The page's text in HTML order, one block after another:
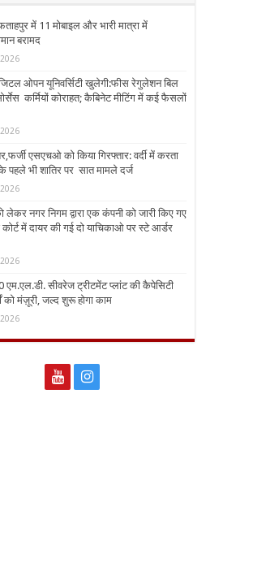
में 11 मोबाइल और भारी मात्रा में
बरामद
ओपन यूनिवर्सिटी खुलेगी:फीस रेगुलेशन बिल
कर्मियों कोराहत; कैबिनेट मीटिंग में कई फैसलों
एसएचओ को किया गिरफ्तार: वर्दी में करता
पहले भी शातिर पर सात मामले दर्ज
लेकर नगर निगम द्वारा एक कंपनी को जारी किए गए
में दायर की गई दो याचिकाओ पर स्टे आर्डर
एम.एल.डी. सीवरेज ट्रीटमेंट प्लांट की कैपेसिटी
को मंज़ूरी, जल्द शुरू होगा काम